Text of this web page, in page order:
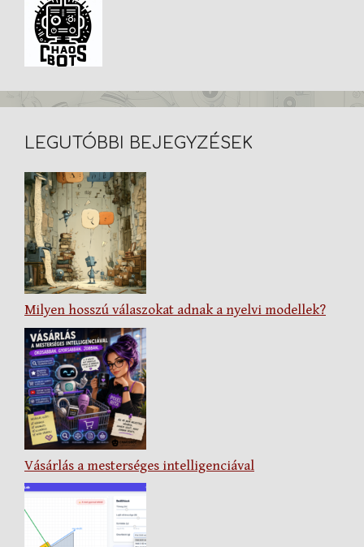
LEGUTÓBBI BEJEGYZÉSEK
Milyen hosszú válaszokat adnak a nyelvi modellek?
Vásárlás a mesterséges intelligenciával